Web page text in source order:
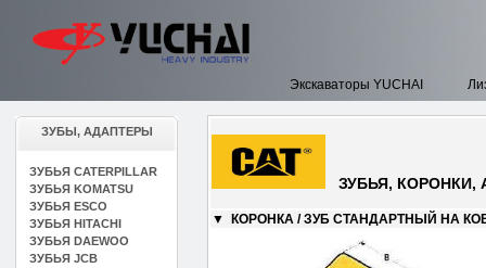
Экскаваторы YUCHAI
ЗУБЫ, АДАПТЕРЫ
ЗУБЬЯ CATERPILLAR
ЗУБЬЯ KOMATSU
ЗУБЬЯ ESCO
ЗУБЬЯ HITACHI
ЗУБЬЯ DAEWOO
ЗУБЬЯ JCB
ЗУБЬЯ, КОРОНКИ,
▼ КОРОНКА / ЗУБ СТАНДАРТНЫЙ НА